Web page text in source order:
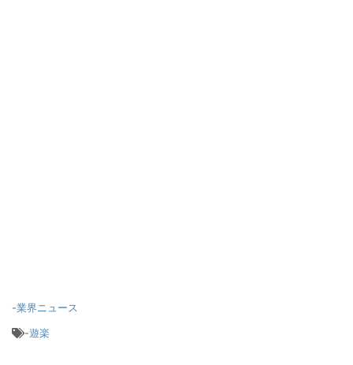
-業界ニュース
-遊楽